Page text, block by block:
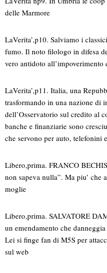
delle Marmore
LaVerita’,p10. Salviamo i
fumo. Il noto filologo in difesa
vero antidoto
LaVerita’,p11. Italia, una
trasformando in una nazione di
dell’Osservatorio sul credito al
banche e finanziarie sono
che servono per auto, telefonini
Libero,prima. FRANCO
non sapeva nulla”. Ma piu’ che
moglie
Libero,prima. SALVATORE
un emendamento che
Lei si finge fan di M5S per
sul web